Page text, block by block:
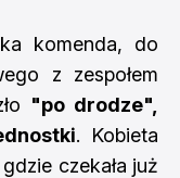
komenda, do
z zespołem
"po drodze",
. Kobieta
czekała już